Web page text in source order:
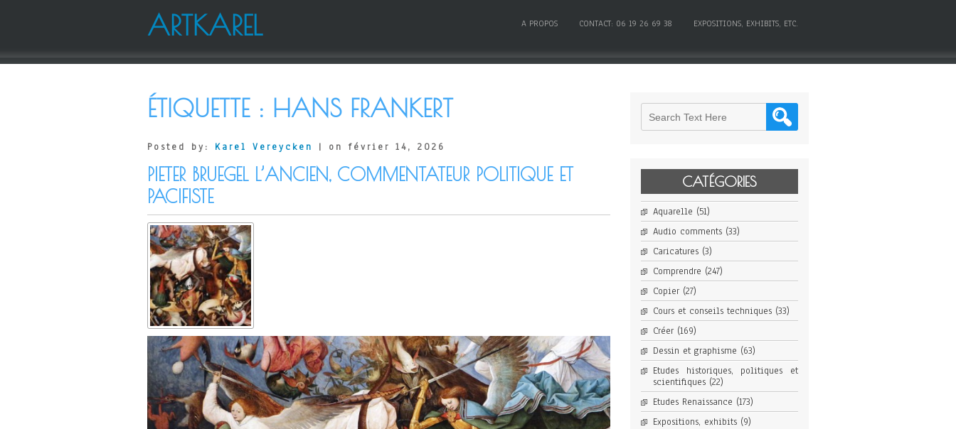
ARTKAREL A PROPOS CONTACT: 06 19 26 69 38 EXPOSITIONS, EXHIBITS, ETC.
ÉTIQUETTE : HANS FRANKERT
Posted by: Karel Vereycken | on février 14, 2026
PIETER BRUEGEL L’ANCIEN, COMMENTATEUR POLITIQUE ET
PACIFISTE
CATÉGORIES
Aquarelle (51)
Audio comments(33)
Caricatures(3)
Comprendre (247)
Copier(27)
Cours et conseils techniques(33)
Créer(169)
Dessin et graphisme (63)
Etudes historiques, politiques et
scientifiques(22)
Etudes Renaissance (173)
Expositions, exhibits(9)